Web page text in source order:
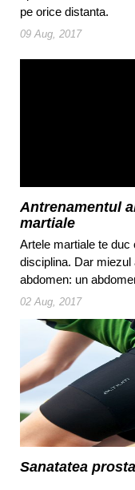
pe orice distanta.
09 Aug, 2017
Antrenamentul
martiale
Artele martiale te duc
disciplina. Dar miezul
abdomen: un
02 Aug, 2017
Sanatatea